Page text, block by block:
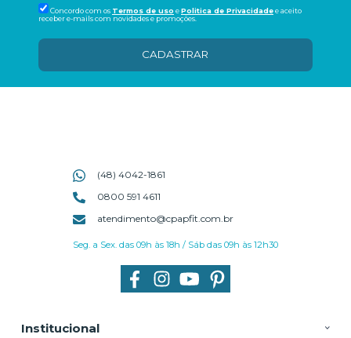
Concordo com os Termos de uso ePolitica de Privacidadee aceito
receber e-mails com novidades e promoções.
CADASTRAR
Institucional
(48) 4042-1861
0800 591 4611
atendimento@cpapfit.com.br
Seg. a Sex. das 09h às 18h / Sáb das 09h às 12h30